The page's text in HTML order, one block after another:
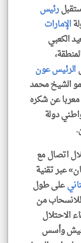
رئيس
الإمارات
الكعبي
الرئيس عون
الشيخ محمد
معربا عن شكره
دولة
اتصال مع
عبر تقنية
على طول
من
الاحتلال
وأسس